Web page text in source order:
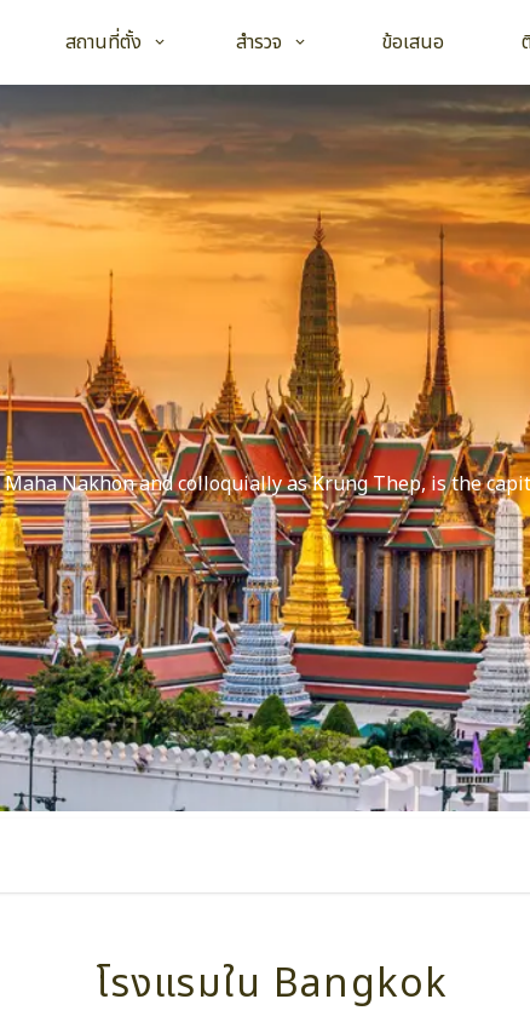
Open child menu
สถานที่ตั้ง Open child menu
สำรวจ ข้อเสนอ
Nakhon and colloquially as Krung Thep, is the
โรงแรมใน Bangkok